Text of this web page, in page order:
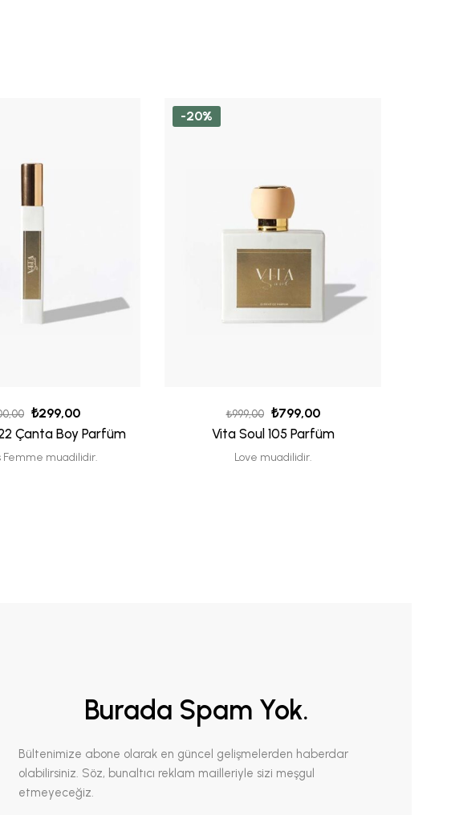
₺299,00
Çanta Boy Parfüm
Femme muadilidir.
-20%
₺999,00 ₺799,00
Vita Soul 105 Parfüm
Love muadilidir.
Burada Spam Yok.
Bültenimize abone olarak en güncel gelişmelerden haberdar
olabilirsiniz. Söz, bunaltıcı reklam mailleriyle sizi meşgul
etmeyeceğiz.